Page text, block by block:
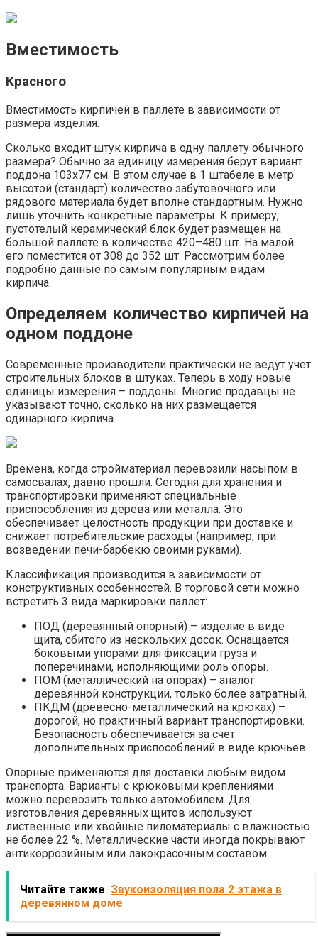
Вместимость
Красного
Вместимость кирпичей в паллете в зависимости от
размера изделия.
Сколько входит штук кирпича в одну паллету обычного
размера? Обычно за единицу измерения берут вариант
поддона 103х77 см. В этом случае в 1 штабеле в метр
высотой (стандарт) количество забутовочного или
рядового материала будет вполне стандартным. Нужно
лишь уточнить конкретные параметры. К примеру,
пустотелый керамический блок будет размещен на
большой паллете в количестве 420–480 шт. На малой
его поместится от 308 до 352 шт. Рассмотрим более
подробно данные по самым популярным видам
кирпича.
Определяем количество кирпичей на
одном поддоне
Современные производители практически не ведут учет
строительных блоков в штуках. Теперь в ходу новые
единицы измерения – поддоны. Многие продавцы не
указывают точно, сколько на них размещается
одинарного кирпича.
Времена, когда стройматериал перевозили насыпом в
самосвалах, давно прошли. Сегодня для хранения и
транспортировки применяют специальные
приспособления из дерева или металла. Это
обеспечивает целостность продукции при доставке и
снижает потребительские расходы (например, при
возведении печи-барбекю своими руками).
Классификация производится в зависимости от
конструктивных особенностей. В торговой сети можно
встретить 3 вида маркировки паллет:
ПОД (деревянный опорный) – изделие в виде
щита, сбитого из нескольких досок. Оснащается
боковыми упорами для фиксации груза и
поперечинами, исполняющими роль опоры.
ПОМ (металлический на опорах) – аналог
деревянной конструкции, только более затратный.
ПКДМ (древесно-металлический на крюках) –
дорогой, но практичный вариант транспортировки.
Безопасность обеспечивается за счет
дополнительных приспособлений в виде крючьев.
Опорные применяются для доставки любым видом
транспорта. Варианты с крюковыми креплениями
можно перевозить только автомобилем. Для
изготовления деревянных щитов используют
лиственные или хвойные пиломатериалы с влажностью
не более 22 %. Металлические части иногда покрывают
антикоррозийным или лакокрасочным составом.
Читайте также Звукоизоляция пола 2 этажа в
деревянном доме